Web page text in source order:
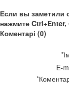
Если вы заметили
нажмите
Коментарі (0)
*
E-
*